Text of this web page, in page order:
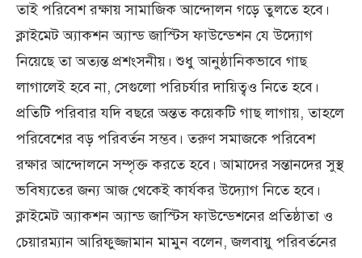
তাই পরিবেশ রক্ষায় সামাজিক আন্দোলন গড়ে তুলতে হবে।
ক্লাইমেট অ্যাকশন অ্যান্ড জাস্টিস ফাউন্ডেশন যে উদ্যোগ
নিয়েছে তা অত্যন্ত প্রশংসনীয়। শুধু আনুষ্ঠানিকভাবে গাছ
লাগালেই হবে না, সেগুলো পরিচর্যার দায়িত্বও নিতে হবে।
প্রতিটি পরিবার যদি বছরে অন্তত কয়েকটি গাছ লাগায়, তাহলে
পরিবেশের বড় পরিবর্তন সম্ভব। তরুণ সমাজকে পরিবেশ
রক্ষার আন্দোলনে সম্পৃক্ত করতে হবে। আমাদের সন্তানদের সুস্থ
ভবিষ্যতের জন্য আজ থেকেই কার্যকর উদ্যোগ নিতে হবে।
ক্লাইমেট অ্যাকশন অ্যান্ড জাস্টিস ফাউন্ডেশনের প্রতিষ্ঠাতা ও
চেয়ারম্যান আরিফুজ্জামান মামুন বলেন, জলবায়ু পরিবর্তনের